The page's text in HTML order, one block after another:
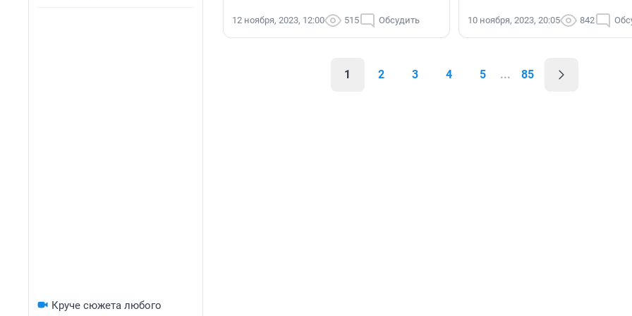
Круче сюжета любого
12 ноября, 2023, 12:00 515 Обсудить 10 ноября, 2023, 20:05 842
1 2 3 4 5 ... 85